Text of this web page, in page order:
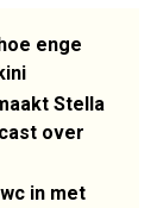
enge
Stella
over
in met